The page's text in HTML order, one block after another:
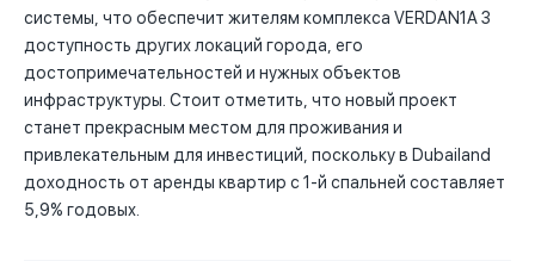
системы, что обеспечит жителям комплекса VERDAN1A 3
доступность других локаций города, его
достопримечательностей и нужных объектов
инфраструктуры. Стоит отметить, что новый проект
станет прекрасным местом для проживания и
привлекательным для инвестиций, поскольку в Dubailand
доходность от аренды квартир с 1-й спальней составляет
5,9% годовых.